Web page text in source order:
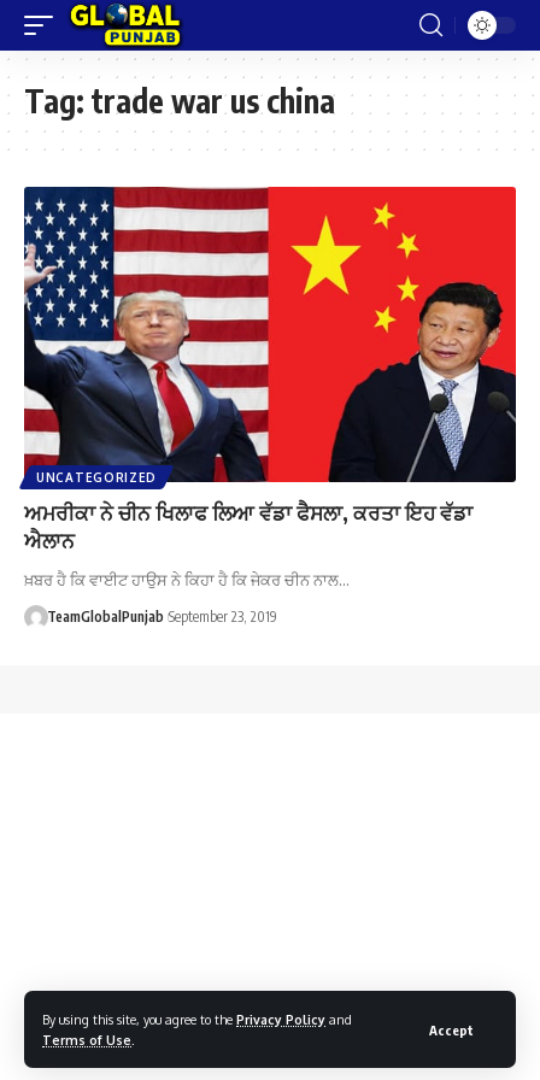
By using this site, you agree to the Privacy Policy and
Terms of Use
Accept
Tag: trade war us china
UNCATEGORIZED
ਅਮਰੀਕਾ ਨੇ ਚੀਨ ਖਿਲਾਫ ਲਿਆ ਵੱਡਾ ਫੈਸਲਾ, ਕਰਤਾ ਇਹ ਵੱਡਾ
ਐਲਾਨ
ਖ਼ਬਰ ਹੈ ਕਿ ਵਾਈਟ ਹਾਉਸ ਨੇ ਕਿਹਾ ਹੈ ਕਿ ਜੇਕਰ ਚੀਨ ਨਾਲ…
TeamGlobalPunjab September 23, 2019